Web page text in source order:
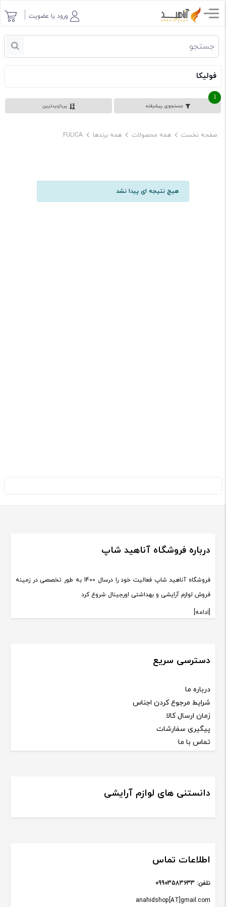
ورود یا عضویت
فولیکا
جستجوی پیشرفته
1
پربازدیدترین
صفحه نخست همه محصولات همه برندها FULICA
هیچ نتیجه ای پیدا نشد
درباره فروشگاه آناهید شاپ
فروشگاه آناهید شاپ فعالیت خود را درسال 1400 به طور تخصصی در زمینه
فروش لوازم آرایشی و بهداشتی اورجینال شروع کرد
[ادامه]
دسترسی سریع
درباره ما
شرایط مرجوع کردن اجناس
زمان ارسال کالا
پیگیری سفارشات
تماس با ما
دانستنی های لوازم آرایشی
اطلاعات تماس
anahidshop[AT]gmail.com
تلفن: 09903583633